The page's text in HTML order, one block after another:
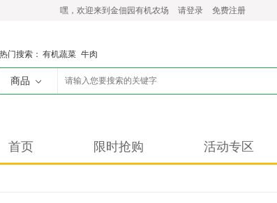
嘿，欢迎来到金佃园有机农场 请登录 免费注册
热门搜索： 有机蔬菜 牛肉
商品
首页 限时抢购 活动专区